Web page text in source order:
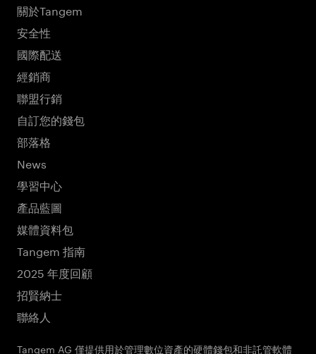
關於Tangem
安全性
國際配送
經銷商
聯盟行銷
自訂您的錢包
部落格
News
學習中心
產品藍圖
媒體資料包
Tangem 指南
2025 年度回顧
招賢納士
聯絡人
Tangem AG 僅提供用於管理數位資產的硬體錢包和非託管軟體